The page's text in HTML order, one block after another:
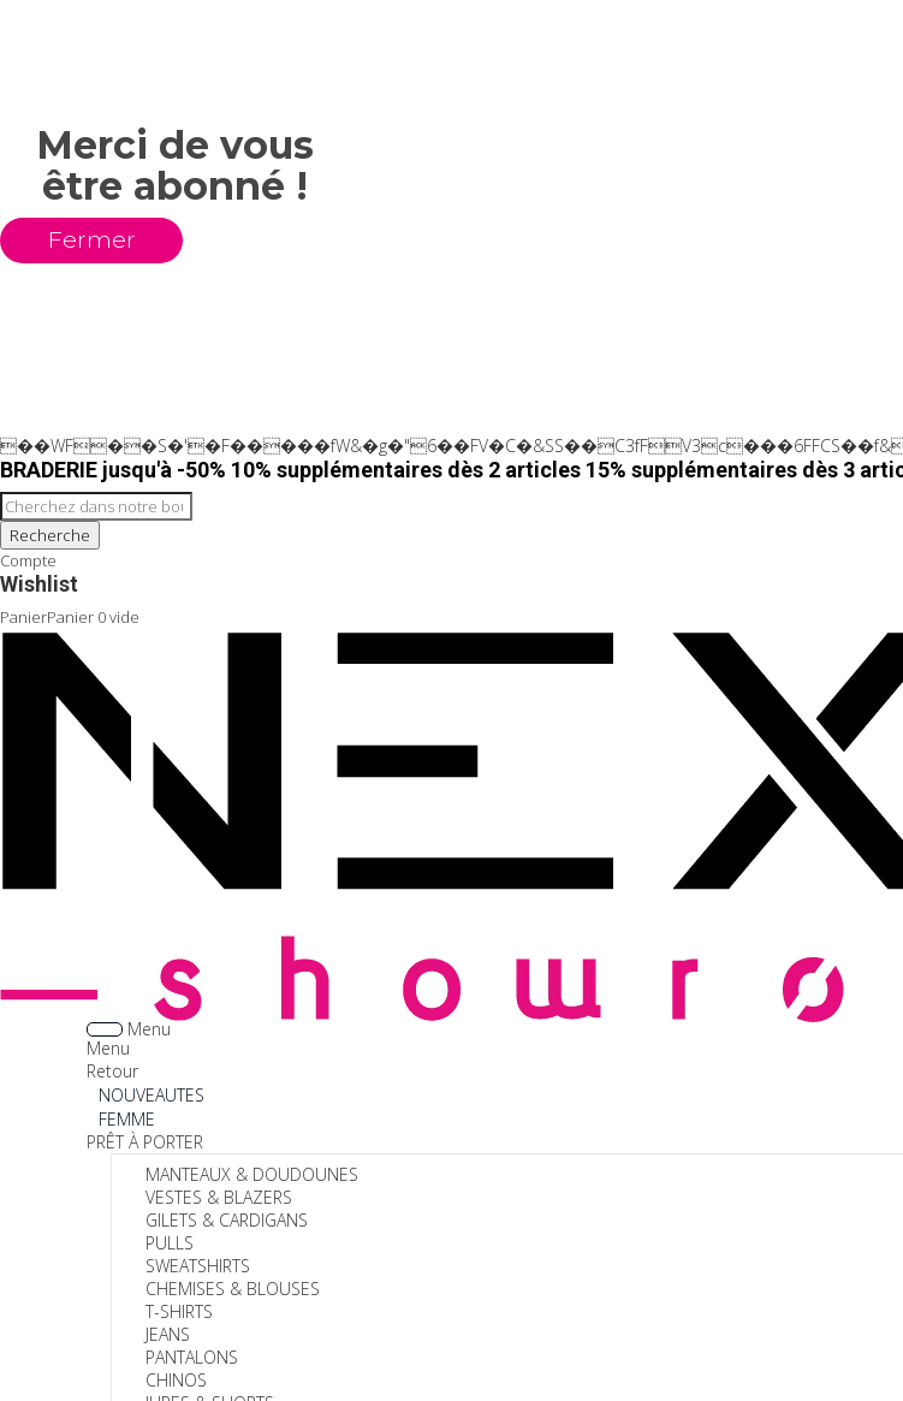
Merci de vous
être abonné !
Fermer
BRADERIE jusqu'à -50% 10% supplémentaires dès 2 articles 15% supplémentaires dès 3
Recherche
Compte
Wishlist
PanierPanier 0vide
Menu
Menu
Retour
NOUVEAUTES
FEMME
PRÊT À PORTER
MANTEAUX & DOUDOUNES
VESTES & BLAZERS
GILETS & CARDIGANS
PULLS
SWEATSHIRTS
CHEMISES & BLOUSES
T-SHIRTS
JEANS
PANTALONS
CHINOS